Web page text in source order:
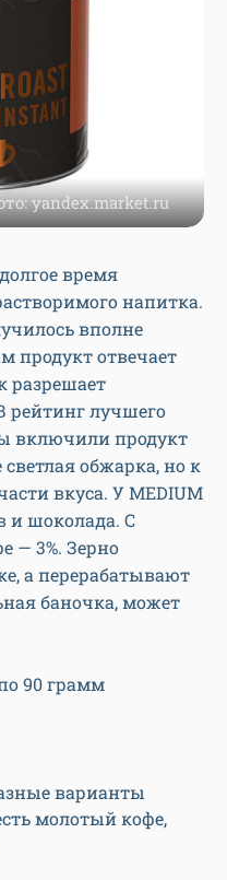
yandex.market.ru
время
напитка.
вполне
продукт отвечает
разрешает
рейтинг лучшего
включили продукт
обжарка, но к
вкуса. У MEDIUM
и шоколада. С
— 3%. Зерно
а перерабатывают
баночка, может
90 грамм
варианты
молотый кофе,